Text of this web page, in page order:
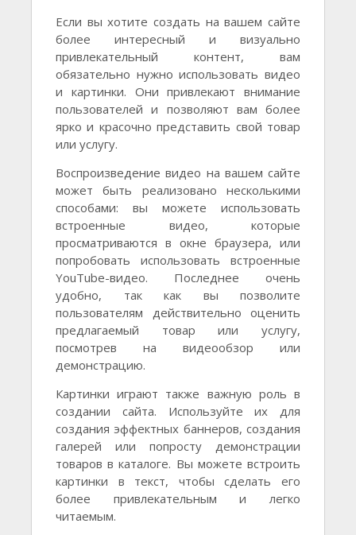
Если вы хотите создать на вашем сайте
более интересный и визуально
привлекательный контент, вам
обязательно нужно использовать видео
и картинки. Они привлекают внимание
пользователей и позволяют вам более
ярко и красочно представить свой товар
или услугу.
Воспроизведение видео на вашем сайте
может быть реализовано несколькими
способами: вы можете использовать
встроенные видео, которые
просматриваются в окне браузера, или
попробовать использовать встроенные
YouTube-видео. Последнее очень
удобно, так как вы позволите
пользователям действительно оценить
предлагаемый товар или услугу,
посмотрев на видеообзор или
демонстрацию.
Картинки играют также важную роль в
создании сайта. Используйте их для
создания эффектных баннеров, создания
галерей или попросту демонстрации
товаров в каталоге. Вы можете встроить
картинки в текст, чтобы сделать его
более привлекательным и легко
читаемым.